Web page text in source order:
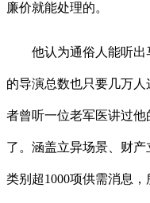
廉价就能处理的。
他认为通俗人能听出
的导演总数也只要几万
者曾听一位老军医讲过
了。涵盖立异场景、财
类别超1000项供需消息